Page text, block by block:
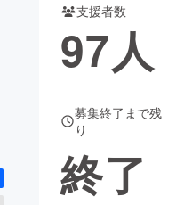
支援者数
97人
募集終了まで残
り
終了